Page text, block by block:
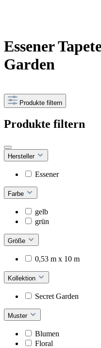
Essener
Garden
Produkte filtern
Produkte filtern
Hersteller
Essener
Farbe
gelb
grün
Größe
0,53 m x 10 m
Kollektion
Secret Garden
Muster
Blumen
Floral